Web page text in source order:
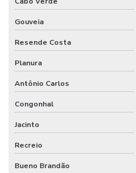
Gouveia
Resende Costa
Planura
Antônio Carlos
Congonhal
Jacinto
Recreio
Bueno Brandão